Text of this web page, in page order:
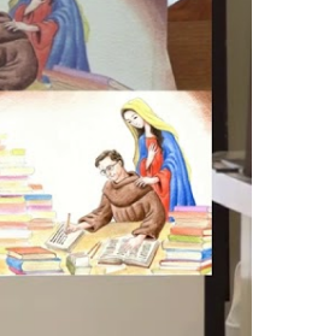
(4)黃敏正主教
的智慧】：聖方
濟的逾越善表—
與痲瘋病人相遇
(3)黃敏正主教
帶你做「四旬期
避靜」—【逾越
的智慧】：耶穌
的三大奧蹟